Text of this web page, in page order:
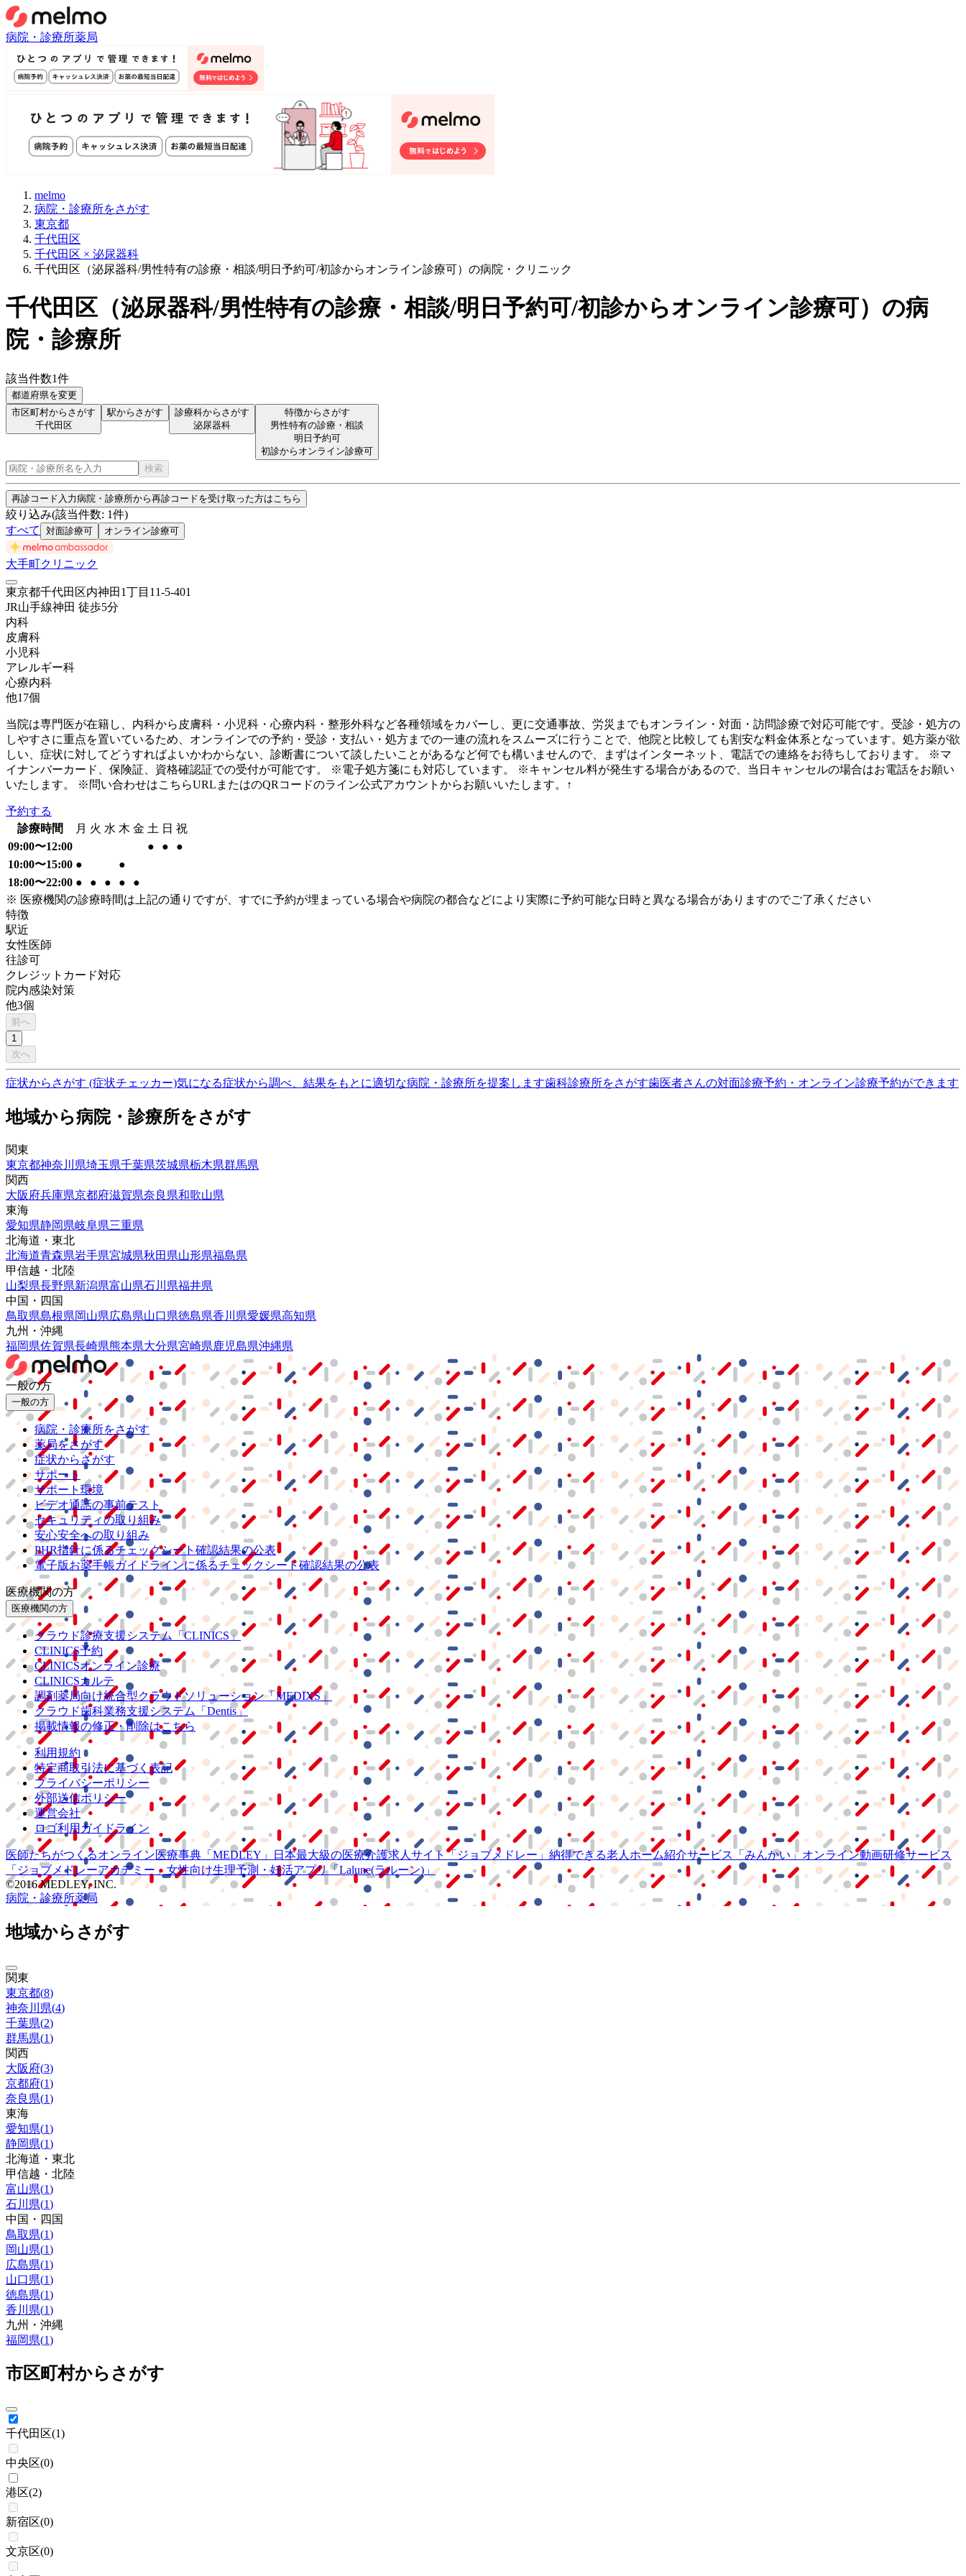
病院・診療所薬局
melmo
病院・診療所をさがす
東京都
千代田区
千代田区 × 泌尿器科
千代田区（泌尿器科/男性特有の診療・相談/明日予約可/初診からオンライン診療可）の病院・クリニック
千代田区 （泌尿器科/男性特有の診療・相談/明日予約可/初診からオンライン診療可） の病
院・診療所
該当件数1件
都道府県を変更
市区町村からさがす
千代田区
駅からさがす
診療科からさがす
泌尿器科
特徴からさがす
男性特有の診療・相談
明日予約可
初診からオンライン診療可
検索
再診コード入力病院・診療所から再診コードを受け取った方はこちら
絞り込み(該当件数: 1件)
すべて
対面診療可 オンライン診療可
大手町クリニック
東京都千代田区内神田1丁目11-5-401
JR山手線神田 徒歩5分
内科
皮膚科
小児科
アレルギー科
心療内科
他17個
当院は専門医が在籍し、内科から皮膚科・小児科・心療内科・整形外科など各種領域をカバーし、更に交通事故、労災までもオンライン・対面・訪問診療で対応可能です。受診・処方の
しやすさに重点を置いているため、オンラインでの予約・受診・支払い・処方までの一連の流れをスムーズに行うことで、他院と比較しても割安な料金体系となっています。処方薬が欲
しい、症状に対してどうすればよいかわからない、診断書について談したいことがあるなど何でも構いませんので、まずはインターネット、電話での連絡をお待ちしております。 ※マ
イナンバーカード、保険証、資格確認証での受付が可能です。 ※電子処方箋にも対応しています。 ※キャンセル料が発生する場合があるので、当日キャンセルの場合はお電話をお願い
いたします。 ※問い合わせはこちらURLまたはのQRコードのライン公式アカウントからお願いいたします。↑
予約する
診療時間
月 火 水 木 金 土 日 祝
09:00〜12:00
● ●
●
10:00〜15:00 ●
●
18:00〜22:00 ● ● ● ●
●
※ 医療機関の診療時間は上記の通りですが、すでに予約が埋まっている場合や病院の都合などにより実際に予約可能な日時と異なる場合がありますのでご了承ください
特徴
駅近
女性医師
往診可
クレジットカード対応
院内感染対策
他3個
前へ
1
次へ
症状からさがす (症状チェッカー)気になる症状から調べ、結果をもとに適切な病院・診療所を提案します歯科診療所をさがす歯医者さんの対面診療予約・オンライン診療予約ができます
地域から病院・診療所をさがす
関東
東京都神奈川県埼玉県千葉県茨城県栃木県群馬県
関西
大阪府兵庫県京都府滋賀県奈良県和歌山県
東海
愛知県静岡県岐阜県三重県
北海道・東北
北海道青森県岩手県宮城県秋田県山形県福島県
甲信越・北陸
山梨県長野県新潟県富山県石川県福井県
中国・四国
鳥取県島根県岡山県広島県山口県徳島県香川県愛媛県高知県
九州・沖縄
福岡県佐賀県長崎県熊本県大分県宮崎県鹿児島県沖縄県
一般の方
一般の方
病院・診療所をさがす
薬局をさがす
症状からさがす
サポート
サポート環境
ビデオ通話の事前テスト
セキュリティの取り組み
安心安全への取り組み
PHR指針に係るチェックシート確認結果の公表
電子版お薬手帳ガイドラインに係るチェックシート確認結果の公表
医療機関の方
医療機関の方
クラウド診療支援システム
「CLINICS」
CLINICS予約
CLINICSオンライン診療
CLINICSカルテ
調剤薬局向け統合型クラウドソリューション「MEDIXS」
クラウド歯科業務支援システム
「Dentis」
掲載情報の修正・削除はこちら
利用規約
特定商取引法に基づく表記
プライバシーポリシー
外部送信ポリシー
運営会社
ロゴ利用ガイドライン
医師たちがつくるオンライン医療事典 「MEDLEY」 日本最大級の医療介護求人サイト 「ジョブメドレー」 納得できる老人ホーム紹介サービス 「みんかい」 オンライン動画研修サービス
「ジョブメドレーアカデミー」 女性向け生理予測・妊活アプリ「Lalune(ラルーン)」
©2016 MEDLEY, INC.
病院・診療所薬局
地域からさがす
関東
東京都(8)
神奈川県(4)
千葉県(2)
群馬県(1)
関西
大阪府(3)
京都府(1)
奈良県(1)
東海
愛知県(1)
静岡県(1)
北海道・東北
甲信越・北陸
富山県(1)
石川県(1)
中国・四国
鳥取県(1)
岡山県(1)
広島県(1)
山口県(1)
徳島県(1)
香川県(1)
九州・沖縄
福岡県(1)
市区町村からさがす
千代田区(1)
中央区(0)
港区(2)
新宿区(0)
文京区(0)